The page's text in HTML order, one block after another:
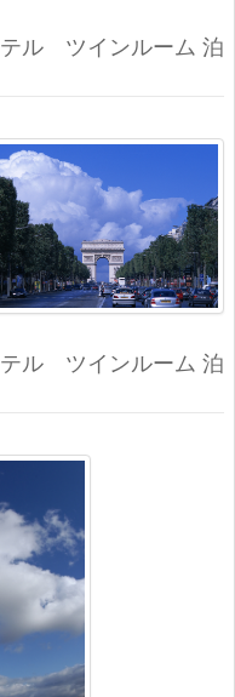
ル ツインルーム 泊
ル ツインルーム 泊